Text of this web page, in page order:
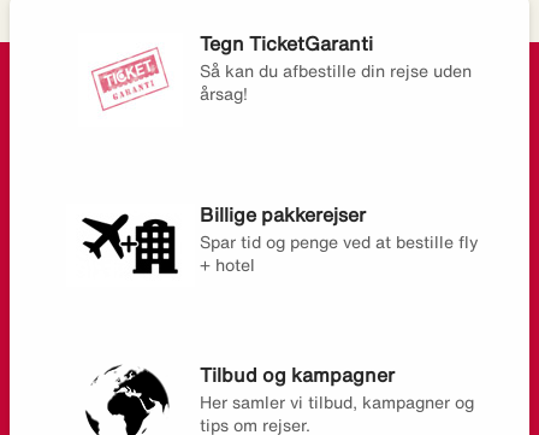
Tegn TicketGaranti
Så kan du afbestille din rejse uden
årsag!
Billige pakkerejser
Spar tid og penge ved at bestille fly
+ hotel
Tilbud og kampagner
Her samler vi tilbud, kampagner og
tips om rejser.